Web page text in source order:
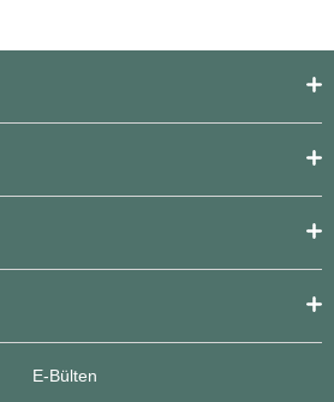
E-Bülten